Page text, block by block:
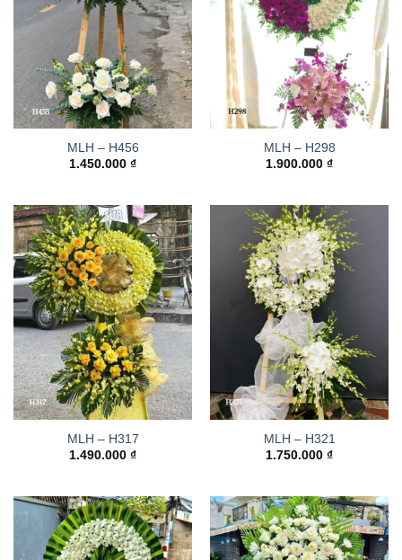
MLH – H456
1.450.000 ₫
MLH – H298
1.900.000 ₫
MLH – H317
1.490.000 ₫
MLH – H321
1.750.000 ₫